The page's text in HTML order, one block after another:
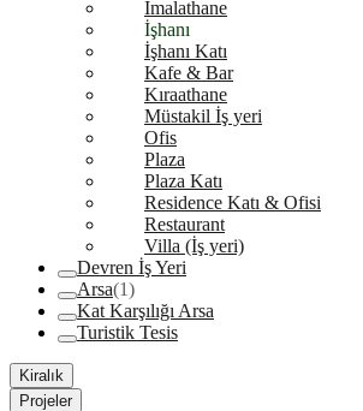
İmalathane
İşhanı
İşhanı Katı
Kafe & Bar
Kıraathane
Müstakil İş yeri
Ofis
Plaza
Plaza Katı
Residence Katı & Ofisi
Restaurant
Villa (İş yeri)
Devren İş Yeri
Arsa(1)
Kat Karşılığı Arsa
Turistik Tesis
Kiralık
Projeler